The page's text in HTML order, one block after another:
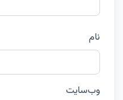
نام
وب‌سایت